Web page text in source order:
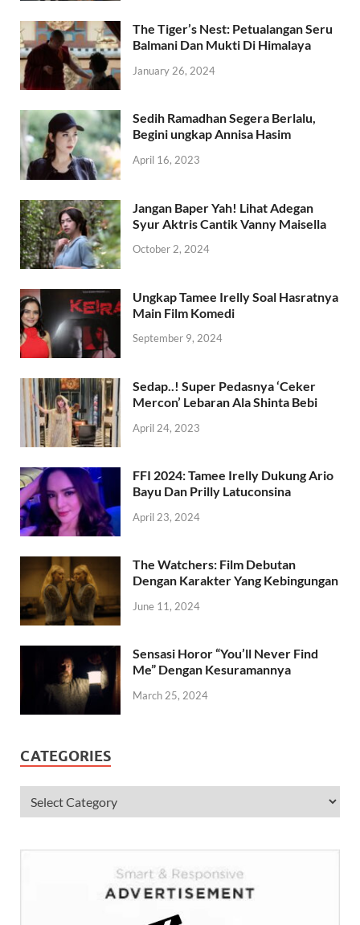
The Tiger’s Nest: Petualangan Seru
Balmani Dan Mukti Di Himalaya
January 26, 2024
Sedih Ramadhan Segera Berlalu,
Begini ungkap Annisa Hasim
April 16, 2023
Jangan Baper Yah! Lihat Adegan
Syur Aktris Cantik Vanny Maisella
October 2, 2024
Ungkap Tamee Irelly Soal Hasratnya
Main Film Komedi
September 9, 2024
Sedap..! Super Pedasnya ‘Ceker
Mercon’ Lebaran Ala Shinta Bebi
April 24, 2023
FFI 2024: Tamee Irelly Dukung Ario
Bayu Dan Prilly Latuconsina
April 23, 2024
The Watchers: Film Debutan
Dengan Karakter Yang Kebingungan
June 11, 2024
Sensasi Horor “You’ll Never Find
Me” Dengan Kesuramannya
March 25, 2024
CATEGORIES